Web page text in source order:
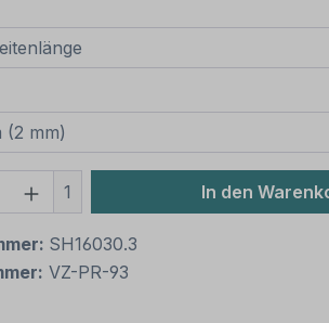
Anzahl: Gib den
1 In den
SH16030.3
VZ-PR-93